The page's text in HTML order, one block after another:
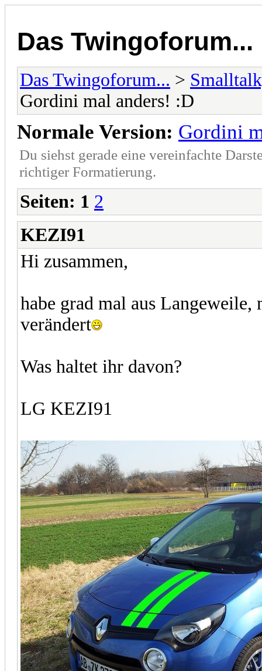
Das Twingoforum...
Das Twingoforum... >
Gordini mal anders! :D
Normale Version: Gordini
Du siehst gerade eine vereinfachte
richtiger Formatierung.
Seiten: 1 2
KEZI91
Hi zusammen,
habe grad mal aus
verändert
Was haltet ihr davon?
LG KEZI91